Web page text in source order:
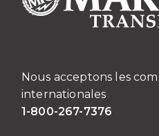
Nous acceptons les
internationales
1-800-267-7376